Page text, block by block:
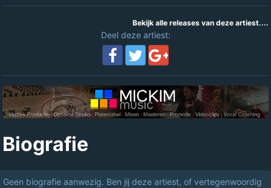
Bekijk alle releases van deze artiest....
Deel deze artiest:
Biografie
Geen biografie aanwezig. Ben jij deze artiest, of vertegenwoordig